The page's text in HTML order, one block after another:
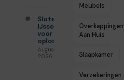
Slotenmaker
IJsselstein
voor veilige
oplossingen
Augustus 3,
2026
Meubels
Overkappingen
Aan Huis
Slaapkamer
Verzekeringen